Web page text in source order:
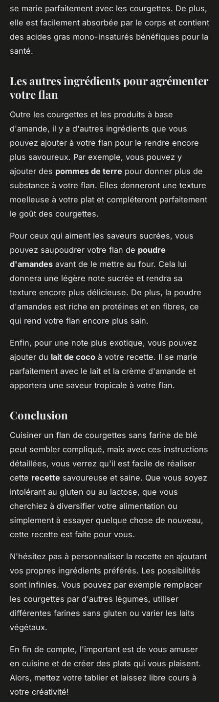
se marie parfaitement avec les courgettes. De plus,
elle est facilement absorbée par le corps et contient
des acides gras mono-insaturés bénéfiques pour la
santé.
Les autres ingrédients pour agrémenter
votre flan
Outre les courgettes et les produits à base
d'amande, il y a d'autres ingrédients que vous
pouvez ajouter à votre flan pour le rendre encore
plus savoureux. Par exemple, vous pouvez y
ajouter des pommes de terre pour donner plus de
substance à votre flan. Elles donneront une texture
moelleuse à votre plat et compléteront parfaitement
le goût des courgettes.
Pour ceux qui aiment les saveurs sucrées, vous
pouvez saupoudrer votre flan de poudre
d'amandes avant de le mettre au four. Cela lui
donnera une légère note sucrée et rendra sa
texture encore plus délicieuse. De plus, la poudre
d'amandes est riche en protéines et en fibres, ce
qui rend votre flan encore plus sain.
Enfin, pour une note plus exotique, vous pouvez
ajouter du lait de coco à votre recette. Il se marie
parfaitement avec le lait et la crème d'amande et
apportera une saveur tropicale à votre flan.
Conclusion
Cuisiner un flan de courgettes sans farine de blé
peut sembler compliqué, mais avec ces instructions
détaillées, vous verrez qu'il est facile de réaliser
cette recette savoureuse et saine. Que vous soyez
intolérant au gluten ou au lactose, que vous
cherchiez à diversifier votre alimentation ou
simplement à essayer quelque chose de nouveau,
cette recette est faite pour vous.
N'hésitez pas à personnaliser la recette en ajoutant
vos propres ingrédients préférés. Les possibilités
sont infinies. Vous pouvez par exemple remplacer
les courgettes par d'autres légumes, utiliser
différentes farines sans gluten ou varier les laits
végétaux.
En fin de compte, l'important est de vous amuser
en cuisine et de créer des plats qui vous plaisent.
Alors, mettez votre tablier et laissez libre cours à
votre créativité!